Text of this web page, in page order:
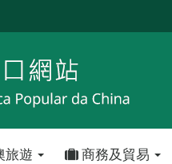
遊 商務及貿易